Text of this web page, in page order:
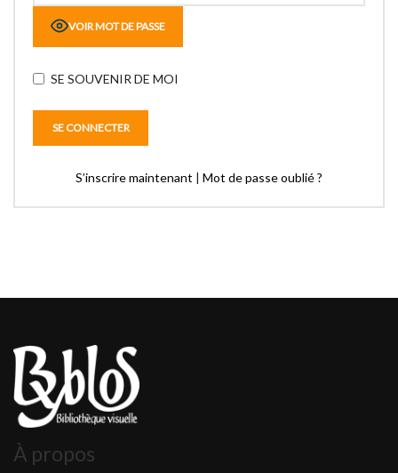
VOIR MOT DE PASSE
SE SOUVENIR DE MOI
S’inscrire maintenant | Mot de passe oublié ?
À propos